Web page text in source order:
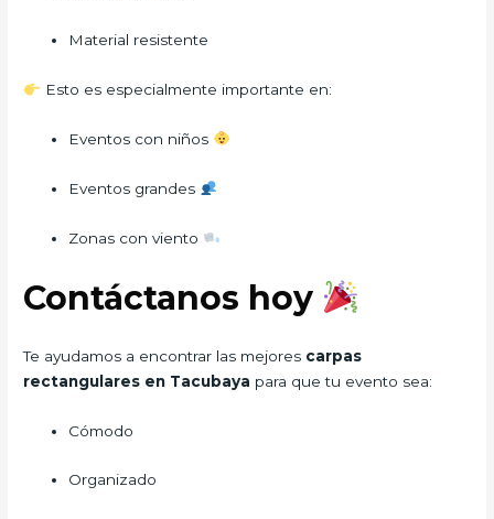
Material resistente
Esto es especialmente importante en:
Eventos con niños
Eventos grandes
Zonas con viento
Contáctanos hoy
Te ayudamos a encontrar las mejores carpas
rectangulares en Tacubaya para que tu evento sea:
Cómodo
Organizado